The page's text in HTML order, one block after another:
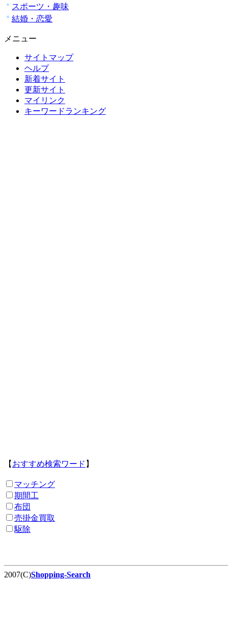
スポーツ・趣味
結婚・恋愛
メニュー
サイトマップ
ヘルプ
新着サイト
更新サイト
マイリンク
キーワードランキング
【 おすすめ検索ワード 】
マッチング
期間工
布団
売掛金買取
駆除
2007(C)Shopping-Search